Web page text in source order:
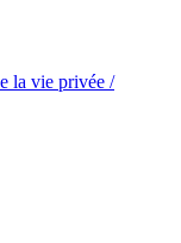
la vie privée /